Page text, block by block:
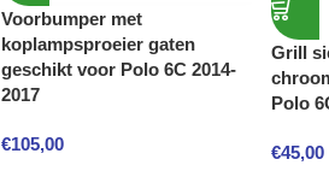
Voorbumper met
koplampsproeier gaten
geschikt voor Polo 6C 2014-
2017
€105,00
Grill
Polo
€45,00